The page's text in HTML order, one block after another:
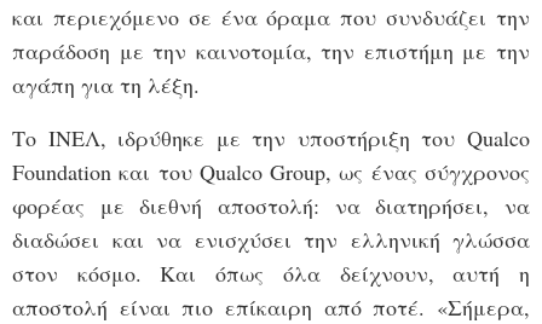
και περιεχόμενο σε ένα όραμα που συνδυάζει την
παράδοση με την καινοτομία, την επιστήμη με την
αγάπη για τη λέξη.
Το ΙΝΕΛ, ιδρύθηκε με την υποστήριξη του Qualco
Foundation και του Qualco Group, ως ένας σύγχρονος
φορέας με διεθνή αποστολή: να διατηρήσει, να
διαδώσει και να ενισχύσει την ελληνική γλώσσα
στον κόσμο. Και όπως όλα δείχνουν, αυτή η
αποστολή είναι πιο επίκαιρη από ποτέ. «Σήμερα,